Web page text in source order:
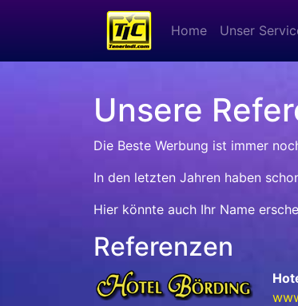
Home Unser
Unsere
Die Beste Werbung ist immer
In den letzten Jahren haben
Hier könnte auch Ihr Name
Referenzen